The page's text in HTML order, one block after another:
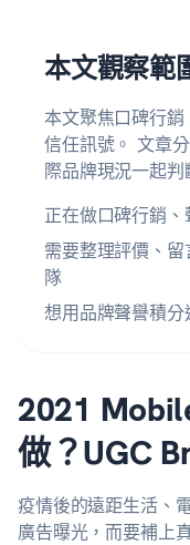
本文觀察範
本文聚焦口碑行
信任訊號。 文章
際品牌現況一起判
正在做口碑行銷
需要整理評價、
隊
想用品牌聲譽積
2021
做？UGC
疫情後的遠距生活、
廣告曝光，而要補上